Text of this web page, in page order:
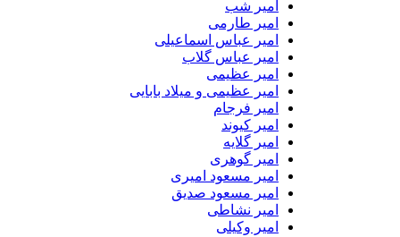
امیر شب
امیر طارمی
امیر عباس اسماعیلی
امیر عباس گلاب
امیر عظیمی
امیر عظیمی و میلاد بابایی
امیر فرجام
امیر کیوند
امیر گلایه
امیر گوهری
امیر مسعود امیری
امیر مسعود صدیق
امیر نشاطی
امیر وکیلی